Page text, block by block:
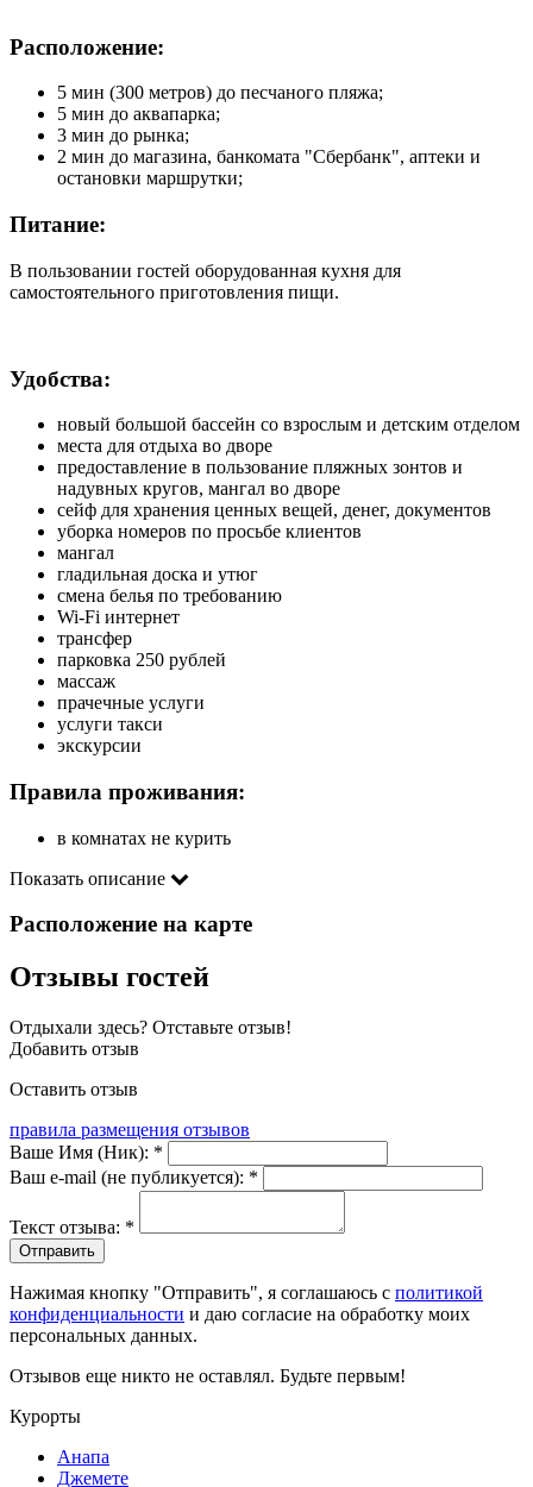
Расположение:
5 мин (300 метров) до песчаного пляжа;
5 мин до аквапарка;
3 мин до рынка;
2 мин до магазина, банкомата "Сбербанк", аптеки и
остановки маршрутки;
Питание:
В пользовании гостей оборудованная кухня для
самостоятельного приготовления пищи.
Удобства:
новый большой бассейн со взрослым и детским отделом
места для отдыха во дворе
предоставление в пользование пляжных зонтов и
надувных кругов, мангал во дворе
сейф для хранения ценных вещей, денег, документов
уборка номеров по просьбе клиентов
мангал
гладильная доска и утюг
смена белья по требованию
Wi-Fi интернет
трансфер
парковка 250 рублей
массаж
прачечные услуги
услуги такси
экскурсии
Правила проживания:
в комнатах не курить
Показать описание
Расположение на карте
Отзывы гостей
Отдыхали здесь? Отставьте отзыв!
Добавить отзыв
Оставить отзыв
правила размещения отзывов
Ваше Имя (Ник): *
Ваш e-mail (не публикуется): *
Текст отзыва: *
Нажимая кнопку "Отправить", я соглашаюсь с политикой
конфиденциальности и даю согласие на обработку моих
персональных данных.
Отзывов еще никто не оставлял. Будьте первым!
Курорты
Анапа
Джемете